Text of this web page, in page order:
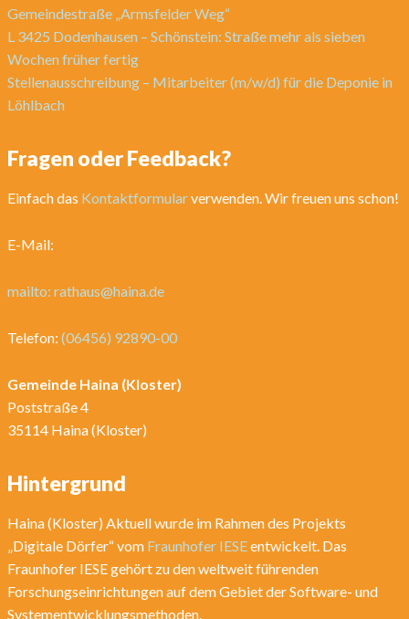
Gemeindestraße „Armsfelder Weg“
L 3425 Dodenhausen – Schönstein: Straße mehr als sieben
Wochen früher fertig
Stellenausschreibung – Mitarbeiter (m/w/d) für die Deponie in
Löhlbach
Fragen oder Feedback?
Einfach das Kontaktformularverwenden. Wir freuen uns schon!
E-Mail:
mailto: rathaus@haina.de
Telefon: (06456) 92890-00
Gemeinde Haina (Kloster)
Poststraße 4
35114 Haina (Kloster)
Hintergrund
Haina (Kloster) Aktuell wurde im Rahmen des Projekts
„Digitale Dörfer“ vom Fraunhofer IESEentwickelt. Das
Fraunhofer IESE gehört zu den weltweit führenden
Forschungseinrichtungen auf dem Gebiet der Software- und
Systementwicklungsmethoden.